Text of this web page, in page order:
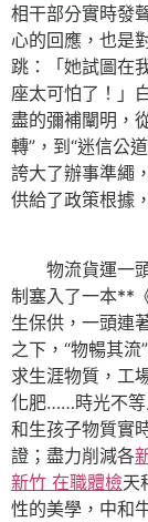
相干部分實時發
心的回應，也是
跳：「她試圖在
座太可怕了！」
盡的彌補闡明，
轉”，到“迷信公
誇大了辦事準繩
供給了政策根據
物流貨運一頭
制塞入了一本**
生保供，一頭連
之下，“物暢其
求生涯物質，工
化肥……時光不等
和生孩子物質實
證；盡力削減各
新竹 在職體檢天
性的美學，中和